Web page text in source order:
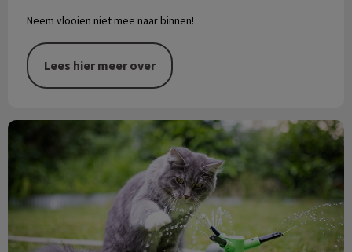
Neem vlooien niet mee naar binnen!
Lees hier meer over
De zomer komt eraan!